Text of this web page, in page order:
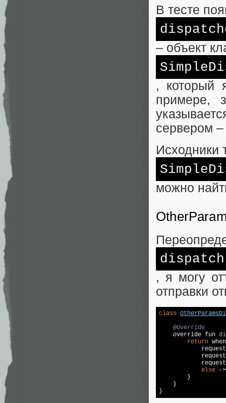
В тесте
– объект
, который
примере,
сервером
Исходники
можно
dispatch
, я могу
отправки
class
@Override
override fun
return
else -
        }
    }